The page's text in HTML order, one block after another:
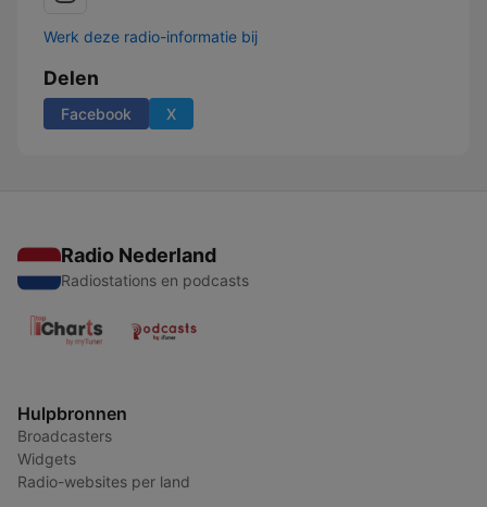
Werk deze radio-informatie bij
Delen
Facebook X
Radio Nederland
Radiostations en podcasts
Hulpbronnen
Broadcasters
Widgets
Radio-websites per land